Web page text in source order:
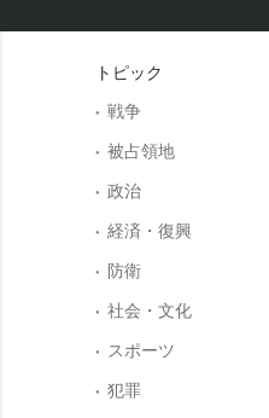
トピック
戦争
被占領地
政治
経済・復興
防衛
社会・文化
スポーツ
犯罪